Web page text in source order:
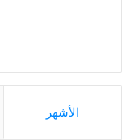
الأشهر